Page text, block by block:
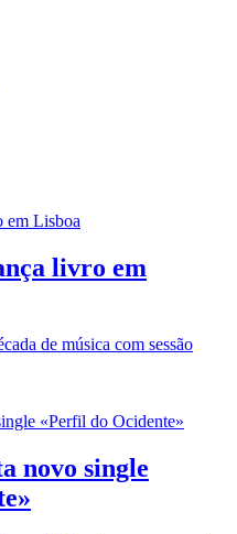
livro em
de música com sessão
novo single